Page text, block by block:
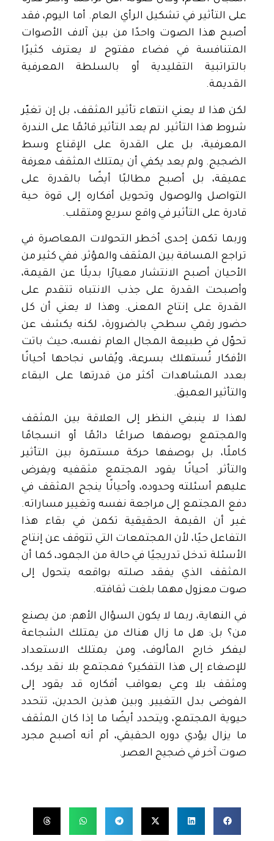
على التأثير في تشكيل الرأي العام. أما اليوم، فقد
أصبح هذا الصوت واحدًا من بين آلاف الأصوات
المتنافسة في فضاء مفتوح لا يعترف كثيرًا
بالتراتبية التقليدية أو بالسلطة المعرفية
القديمة.
لكن هذا لا يعني انتهاء تأثير المثقف، بل إن تغيّر
شروط هذا التأثير. لم يعد التأثير قائمًا على الندرة
المعرفية، بل على القدرة على الإقناع وسط
الضجيج. ولم يعد يكفي أن يمتلك المثقف معرفة
عميقة، بل أصبح مطالبًا أيضًا بالقدرة على
التواصل والوصول وتحويل أفكاره إلى قوة حية
قادرة على التأثير في واقع سريع ومتقلب.
وربما تكمن إحدى أخطر التحولات المعاصرة في
تراجع المسافة بين المثقف والمؤثر. ففي كثير من
الأحيان أصبح الانتشار معيارًا بديلًا عن القيمة،
وأصبحت القدرة على جذب الانتباه تتقدم على
القدرة على إنتاج المعنى. وهذا لا يعني أن كل
حضور رقمي سطحي بالضرورة، لكنه يكشف عن
تحوّل في طبيعة المجال العام نفسه، حيث باتت
الأفكار تُستهلك بسرعة، ويُقاس نجاحها أحيانًا
بعدد المشاهدات أكثر من قدرتها على البقاء
والتأثير العميق.
لهذا لا ينبغي النظر إلى العلاقة بين المثقف
والمجتمع بوصفها صراعًا دائمًا أو انسجامًا
كاملًا، بل بوصفها حركة مستمرة بين التأثير
والتأثر. أحيانًا يقود المجتمع مثقفيه ويفرض
عليهم أسئلته وحدوده، وأحيانًا ينجح المثقف في
دفع المجتمع إلى مراجعة نفسه وتغيير مساراته.
غير أن القيمة الحقيقية تكمن في بقاء هذا
التفاعل حيًا، لأن المجتمعات التي تتوقف عن إنتاج
الأسئلة تدخل تدريجيًا في حالة من الجمود، كما أن
المثقف الذي يفقد صلته بواقعه يتحول إلى
صوت معزول مهما بلغت ثقافته.
في النهاية، ربما لا يكون السؤال الأهم: من يصنع
من؟ بل: هل ما زال هناك من يمتلك الشجاعة
ليفكر خارج المألوف، ومن يمتلك الاستعداد
للإصغاء إلى هذا التفكير؟ فمجتمع بلا نقد يركد،
ومثقف بلا وعي بعواقب أفكاره قد يقود إلى
الفوضى بدل التغيير. وبين هذين الحدين، تتحدد
حيوية المجتمع، ويتحدد أيضًا ما إذا كان المثقف
ما يزال يؤدي دوره الحقيقي، أم أنه أصبح مجرد
صوت آخر في ضجيج العصر.